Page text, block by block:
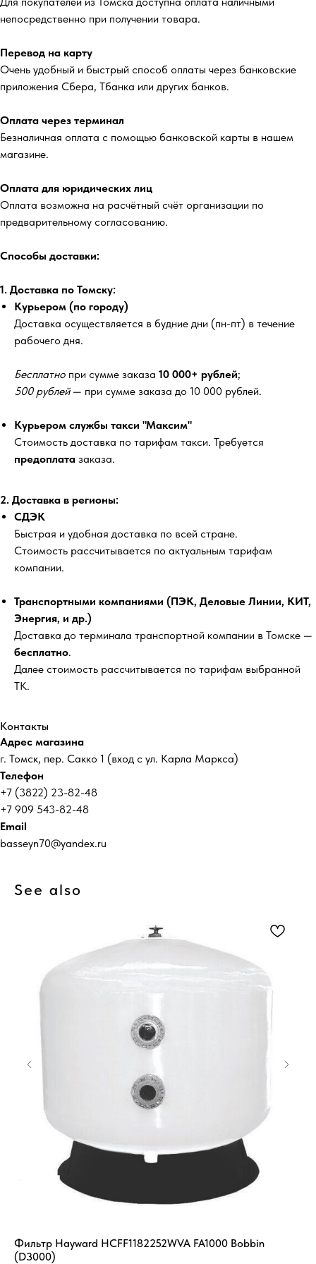
непосредственно при получении товара.
Перевод на карту
Очень удобный и быстрый способ оплаты через банковские
приложения Сбера, Тбанка или других банков.
Оплата через терминал
Безналичная оплата с помощью банковской карты в нашем
магазине.
Оплата для юридических лиц
Оплата возможна на расчётный счёт организации по
предварительному согласованию.
Способы доставки:
1. Доставка по Томску:
Курьером (по городу)
Доставка осуществляется в будние дни (пн-пт) в течение
рабочего дня.
Бесплатно при сумме заказа 10 000+ рублей;
500 рублей— при сумме заказа до 10 000 рублей.
Курьером службы такси "Максим"
Стоимость доставка по тарифам такси. Требуется
предоплата заказа.
2. Доставка в регионы:
СДЭК
Быстрая и удобная доставка по всей стране.
Стоимость рассчитывается по актуальным тарифам
компании.
Транспортными компаниями (ПЭК, Деловые Линии, КИТ,
Энергия, и др.)
Доставка до терминала транспортной компании в Томске —
бесплатно.
Далее стоимость рассчитывается по тарифам выбранной
ТК.
Контакты
Адрес магазина
г. Томск, пер. Сакко 1 (вход с ул. Карла Маркса)
Телефон
+7 (3822) 23-82-48
+7 909 543-82-48
Email
basseyn70@yandex.ru
See also
Фильтр Hayward HCFF1182252WVA FA1000 Bobbin
(D3000)